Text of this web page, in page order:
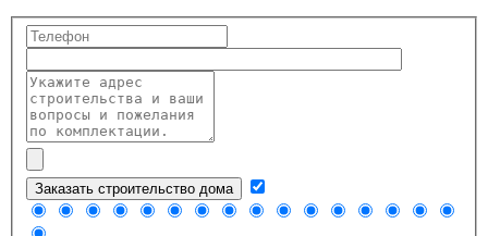
Заказать строительство дома